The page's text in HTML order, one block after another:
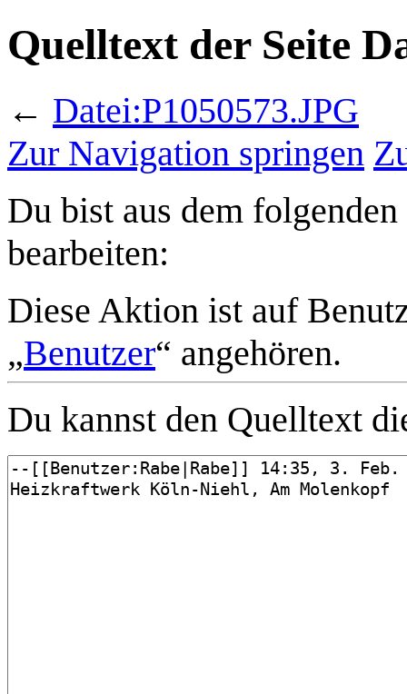
Quelltext der Seite
← Datei:P1050573.JPG
Zur Navigation springen
Du bist aus dem
bearbeiten:
Diese Aktion ist auf
„Benutzer“ angehören.
Du kannst den Quelltext